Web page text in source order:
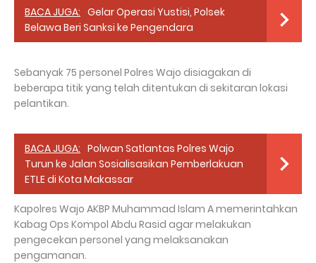
BACA JUGA: Gelar Operasi Yustisi, Polsek
Belawa Beri Sanksi ke Pengendara
Sebanyak 75 personel Polres Wajo disiagakan di
beberapa titik yang telah ditentukan di sekitaran lokasi
pelantikan.
BACA JUGA: Polwan Satlantas Polres Wajo
Turun ke Jalan Sosialisasikan Pemberlakuan
ETLE di Kota Makassar
Kapolres Wajo AKBP Muhammad Islam A memerintahkan
Kabag Ops Kompol Abdu Rasid agar melakukan
pengecekan personel yang melaksanakan
pengamanan.